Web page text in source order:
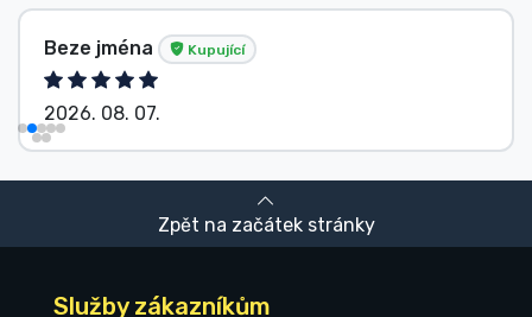
Beze jména Kupující
2026. 08. 07.
Zpět na začátek stránky
Služby zákazníkům